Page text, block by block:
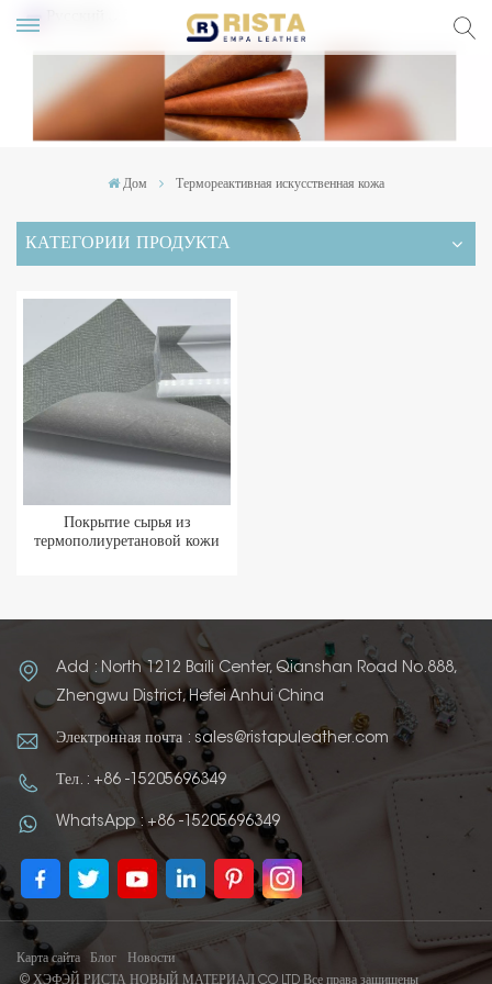
Дом Термореактивная искусственная кожа
КАТЕГОРИИ ПРОДУКТА
Покрытие сырья из
термополиуретановой кожи
Add : North 1212 Baili Center, Qianshan Road No.888,
Zhengwu District, Hefei Anhui China
Электронная почта : sales@ristapuleather.com
Тел. : +86 -15205696349
WhatsApp : +86 -15205696349
Карта сайта Блог
Новости
© ХЭФЭЙ РИСТА НОВЫЙ МАТЕРИАЛ CO LTD Все права защищены